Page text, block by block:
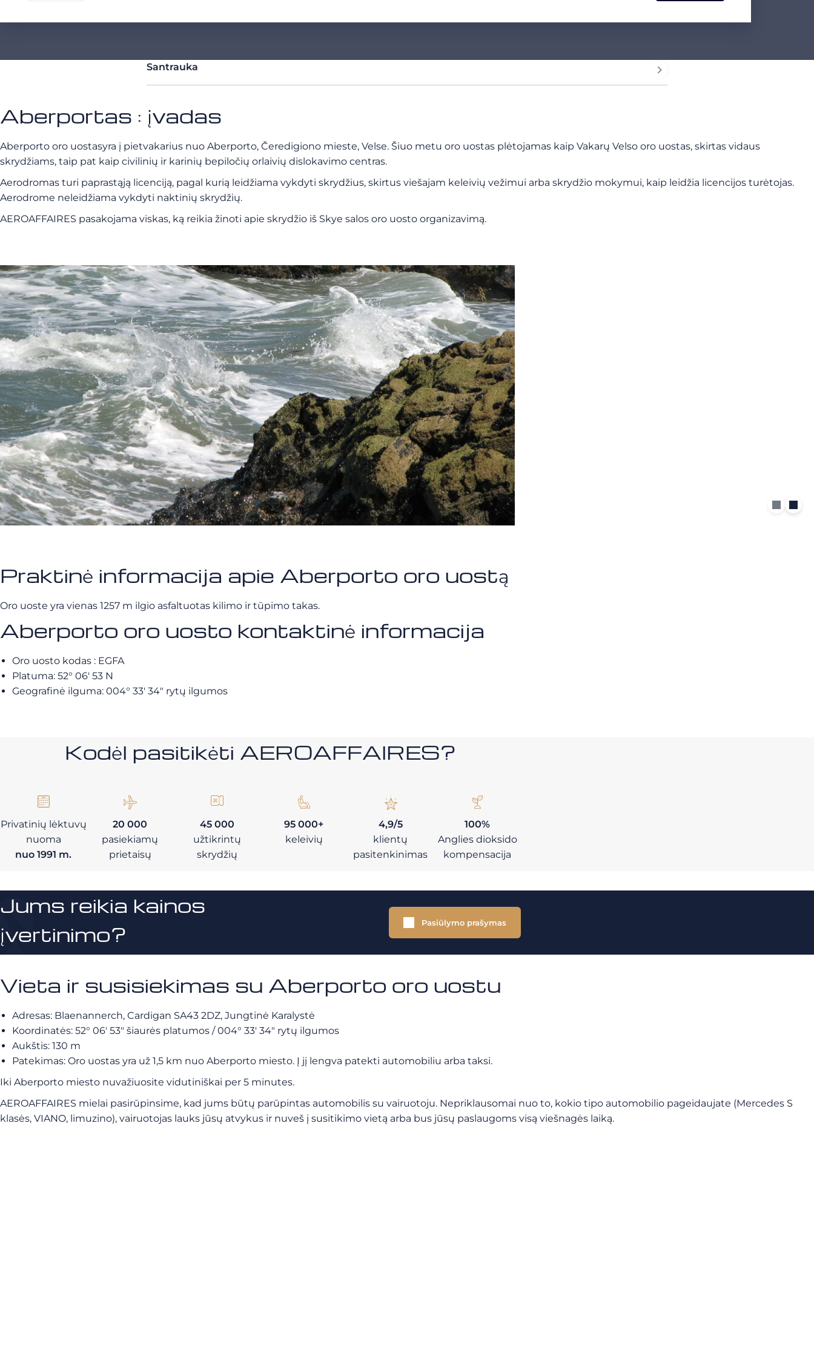
Santrauka
Aberportas : įvadas
Aberporto oro uostasyra į pietvakarius nuo Aberporto, Čeredigiono mieste, Velse. Šiuo metu oro uostas plėtojamas kaip Vakarų Velso oro uostas, skirtas vidaus
skrydžiams, taip pat kaip civilinių ir karinių bepiločių orlaivių dislokavimo centras.
Aerodromas turi paprastąją licenciją, pagal kurią leidžiama vykdyti skrydžius, skirtus viešajam keleivių vežimui arba skrydžio mokymui, kaip leidžia licencijos turėtojas.
Aerodrome neleidžiama vykdyti naktinių skrydžių.
AEROAFFAIRES pasakojama viskas, ką reikia žinoti apie skrydžio iš Skye salos oro uosto organizavimą.
Praktinė informacija apie Aberporto oro uostą
Oro uoste yra vienas 1257 m ilgio asfaltuotas kilimo ir tūpimo takas.
Aberporto oro uosto kontaktinė informacija
Oro uosto kodas : EGFA
Platuma: 52° 06′ 53 N
Geografinė ilguma: 004° 33′ 34″ rytų ilgumos
Kodėl pasitikėti AEROAFFAIRES?
Privatinių lėktuvų
nuoma
nuo 1991 m.
20 000
pasiekiamų
prietaisų
45 000
užtikrintų
skrydžių
95 000+
keleivių
4,9/5
klientų
pasitenkinimas
100%
Anglies dioksido
kompensacija
Jums reikia kainos
įvertinimo?
Pasiūlymo prašymas
Vieta ir susisiekimas su Aberporto oro uostu
Adresas: Blaenannerch, Cardigan SA43 2DZ, Jungtinė Karalystė
Koordinatės: 52° 06′ 53″ šiaurės platumos /004° 33′ 34″ rytų ilgumos
Aukštis: 130 m
Patekimas: Oro uostas yra už 1,5 km nuo Aberporto miesto. Į jį lengva patekti automobiliu arba taksi.
Iki Aberporto miesto nuvažiuosite vidutiniškai per 5 minutes.
AEROAFFAIRES mielai pasirūpinsime, kad jums būtų parūpintas automobilis su vairuotoju. Nepriklausomai nuo to, kokio tipo automobilio pageidaujate (Mercedes S
klasės, VIANO, limuzino), vairuotojas lauks jūsų atvykus ir nuveš į susitikimo vietą arba bus jūsų paslaugoms visą viešnagės laiką.